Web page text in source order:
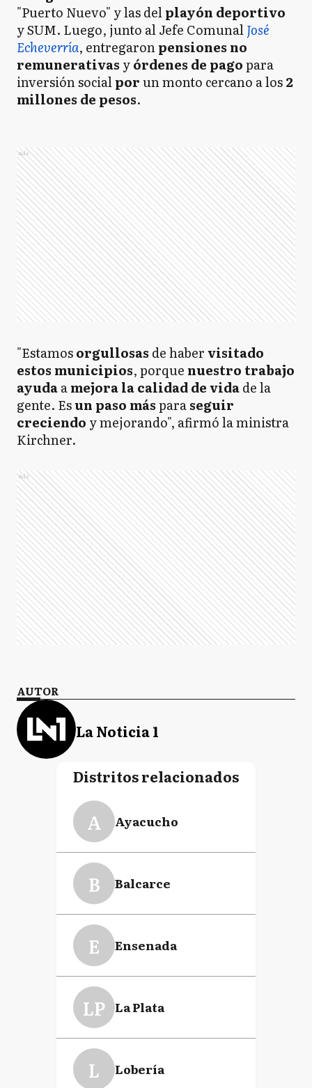
"Puerto Nuevo" y las delplayón deportivo
y SUM. Luego, junto al Jefe ComunalJosé
Echeverría, entregaronpensiones no
remunerativas yórdenes de pagopara
inversión socialporun monto cercano a los2
millones de pesos.
Ads
"Estamosorgullosas de habervisitado
estos municipios, porque nuestro trabajo
ayudaamejora la calidad de vidade la
gente. Esun paso másparaseguir
creciendo y mejorando", afirmó la ministra
Kirchner.
Ads
AUTOR
La Noticia 1
Distritos relacionados
A Ayacucho
B Balcarce
E Ensenada
LP La Plata
L Lobería